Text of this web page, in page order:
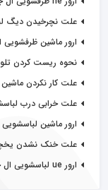
علت نچرخیدن دیگ
ارور ماشین
نحوه ریست کردن
علت کار نکردن
علت خرابی درب
ارور ماشین
علت خنک نشدن
ارور ue لباسشویی ال جی